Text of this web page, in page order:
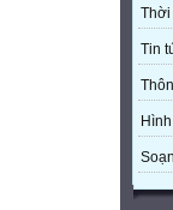
Thời
Tin